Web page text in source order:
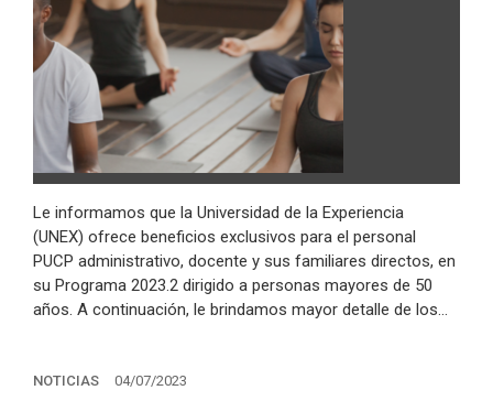
Le informamos que la Universidad de la Experiencia
(UNEX) ofrece beneficios exclusivos para el personal
PUCP administrativo, docente y sus familiares directos, en
su Programa 2023.2 dirigido a personas mayores de 50
años. A continuación, le brindamos mayor detalle de los…
NOTICIAS 04/07/2023